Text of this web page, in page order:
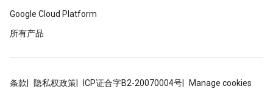
Google Cloud Platform
所有产品
条款 隐私权政策 ICP证合字B2-20070004号 Manage cookies